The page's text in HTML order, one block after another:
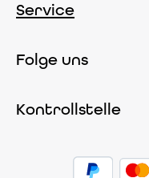
Service
Folge uns
Kontrollstelle